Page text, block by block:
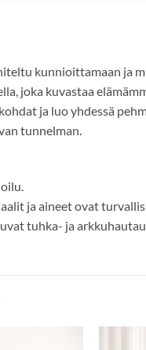
kunnioittamaan ja
joka kuvastaa
ja luo yhdessä
tunnelman.
ja aineet ovat
tuhka- ja